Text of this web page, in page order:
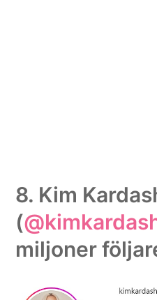
8. Kim
(
miljoner